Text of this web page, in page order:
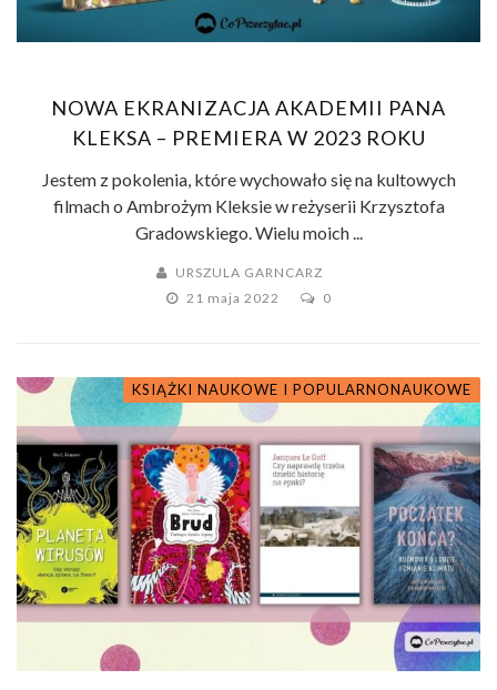
NOWA EKRANIZACJA AKADEMII PANA
KLEKSA – PREMIERA W 2023 ROKU
Jestem z pokolenia, które wychowało się na kultowych
filmach o Ambrożym Kleksie w reżyserii Krzysztofa
Gradowskiego. Wielu moich ...
URSZULA GARNCARZ
21 maja 2022
0
KSIĄŻKI NAUKOWE I POPULARNONAUKOWE